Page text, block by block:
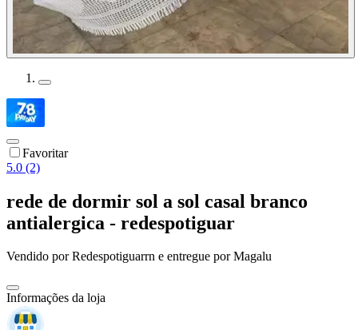
Favoritar
5.0 (2)
rede de dormir sol a sol casal branco
antialergica - redespotiguar
Vendido porRedespotiguarrn e entregue por Magalu
Informações da loja